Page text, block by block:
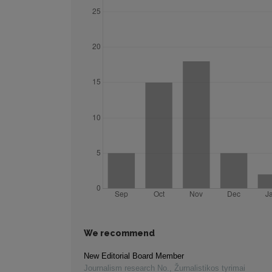
We recommend
New Editorial Board Member
Journalism research No. , Žurnalistikos tyrimai